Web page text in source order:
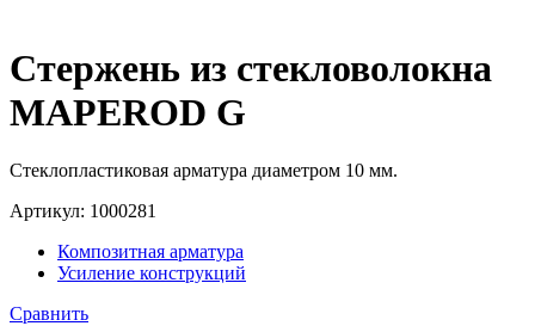
Стержень из стекловолокна
MAPEROD G
Стеклопластиковая арматура диаметром 10 мм.
Артикул: 1000281
Композитная арматура
Усиление конструкций
Сравнить